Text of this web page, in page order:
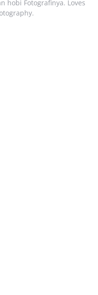
hobi Fotografinya. Loves